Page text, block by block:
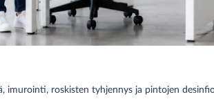
imurointi, roskisten tyhjennys ja pintojen